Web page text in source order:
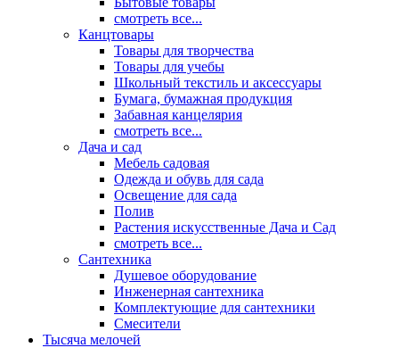
смотреть все...
Канцтовары
Товары для творчества
Товары для учебы
Школьный текстиль и аксессуары
Бумага, бумажная продукция
Забавная канцелярия
смотреть все...
Дача и сад
Мебель садовая
Одежда и обувь для сада
Освещение для сада
Полив
Растения искусственные Дача и Сад
смотреть все...
Сантехника
Душевое оборудование
Инженерная сантехника
Комплектующие для сантехники
Смесители
Тысяча мелочей